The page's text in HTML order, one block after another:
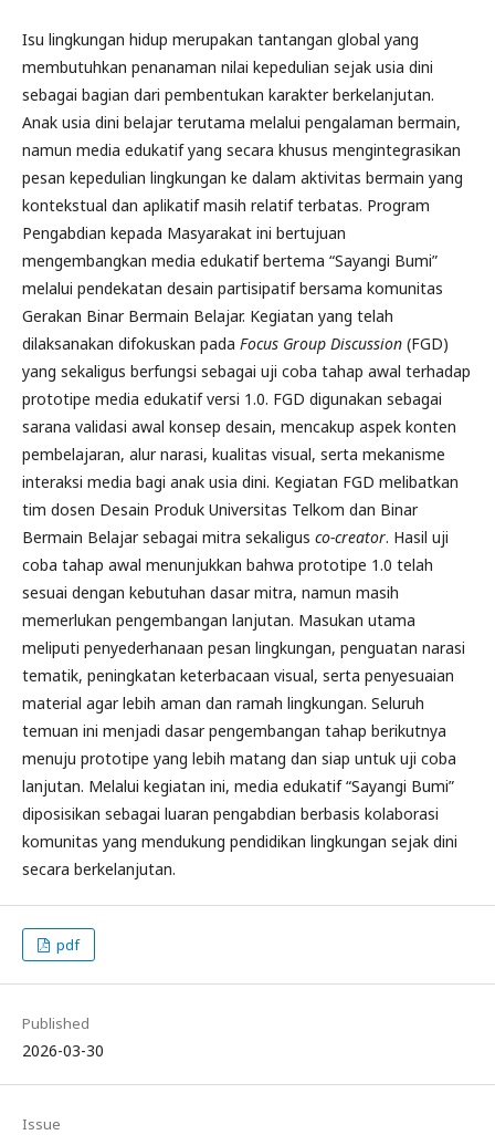
Isu lingkungan hidup merupakan tantangan global yang
membutuhkan penanaman nilai kepedulian sejak usia dini
sebagai bagian dari pembentukan karakter berkelanjutan.
Anak usia dini belajar terutama melalui pengalaman bermain,
namun media edukatif yang secara khusus mengintegrasikan
pesan kepedulian lingkungan ke dalam aktivitas bermain yang
kontekstual dan aplikatif masih relatif terbatas. Program
Pengabdian kepada Masyarakat ini bertujuan
mengembangkan media edukatif bertema “Sayangi Bumi”
melalui pendekatan desain partisipatif bersama komunitas
Gerakan Binar Bermain Belajar. Kegiatan yang telah
dilaksanakan difokuskan pada Focus Group Discussion (FGD)
yang sekaligus berfungsi sebagai uji coba tahap awal terhadap
prototipe media edukatif versi 1.0. FGD digunakan sebagai
sarana validasi awal konsep desain, mencakup aspek konten
pembelajaran, alur narasi, kualitas visual, serta mekanisme
interaksi media bagi anak usia dini. Kegiatan FGD melibatkan
tim dosen Desain Produk Universitas Telkom dan Binar
Bermain Belajar sebagai mitra sekaligus co-creator. Hasil uji
coba tahap awal menunjukkan bahwa prototipe 1.0 telah
sesuai dengan kebutuhan dasar mitra, namun masih
memerlukan pengembangan lanjutan. Masukan utama
meliputi penyederhanaan pesan lingkungan, penguatan narasi
tematik, peningkatan keterbacaan visual, serta penyesuaian
material agar lebih aman dan ramah lingkungan. Seluruh
temuan ini menjadi dasar pengembangan tahap berikutnya
menuju prototipe yang lebih matang dan siap untuk uji coba
lanjutan. Melalui kegiatan ini, media edukatif “Sayangi Bumi”
diposisikan sebagai luaran pengabdian berbasis kolaborasi
komunitas yang mendukung pendidikan lingkungan sejak dini
secara berkelanjutan.
pdf
Published
2026-03-30
Issue